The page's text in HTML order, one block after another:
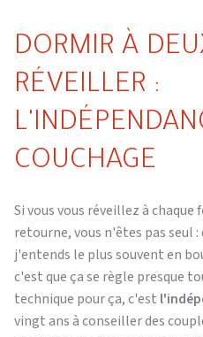
DORMIR À
RÉVEILLER :
COUCHAGE
Si vous vous réveillez à
retourne, vous n'êtes pas seul
j'entends le plus souvent en
c'est que ça se règle presque
technique pour ça, c'est
vingt ans à conseiller des